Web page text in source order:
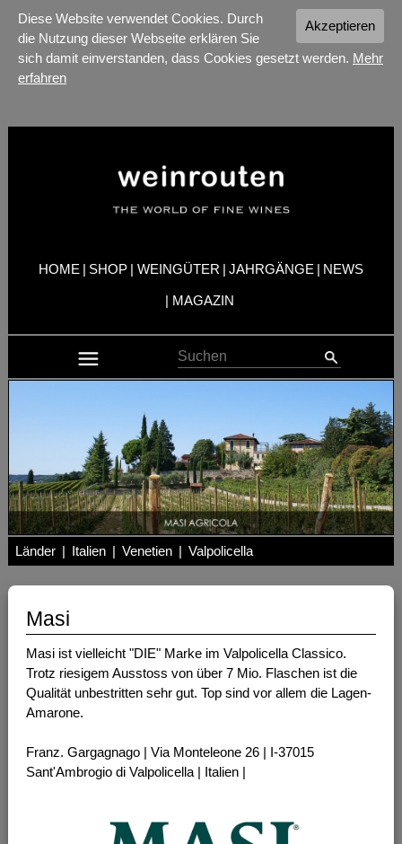
Akzeptieren
Diese Website verwendet Cookies. Durch
die Nutzung dieser Webseite erklären Sie
sich damit einverstanden, dass Cookies gesetzt werden. Mehr
erfahren
HOME | SHOP | WEINGÜTER | JAHRGÄNGE | NEWS
| MAGAZIN
Länder | Italien | Venetien | Valpolicella
Masi
Masi ist vielleicht "DIE" Marke im Valpolicella Classico.
Trotz riesigem Ausstoss von über 7 Mio. Flaschen ist die
Qualität unbestritten sehr gut. Top sind vor allem die Lagen-
Amarone.
Franz. Gargagnago | Via Monteleone 26 | I-37015
Sant'Ambrogio di Valpolicella | Italien |